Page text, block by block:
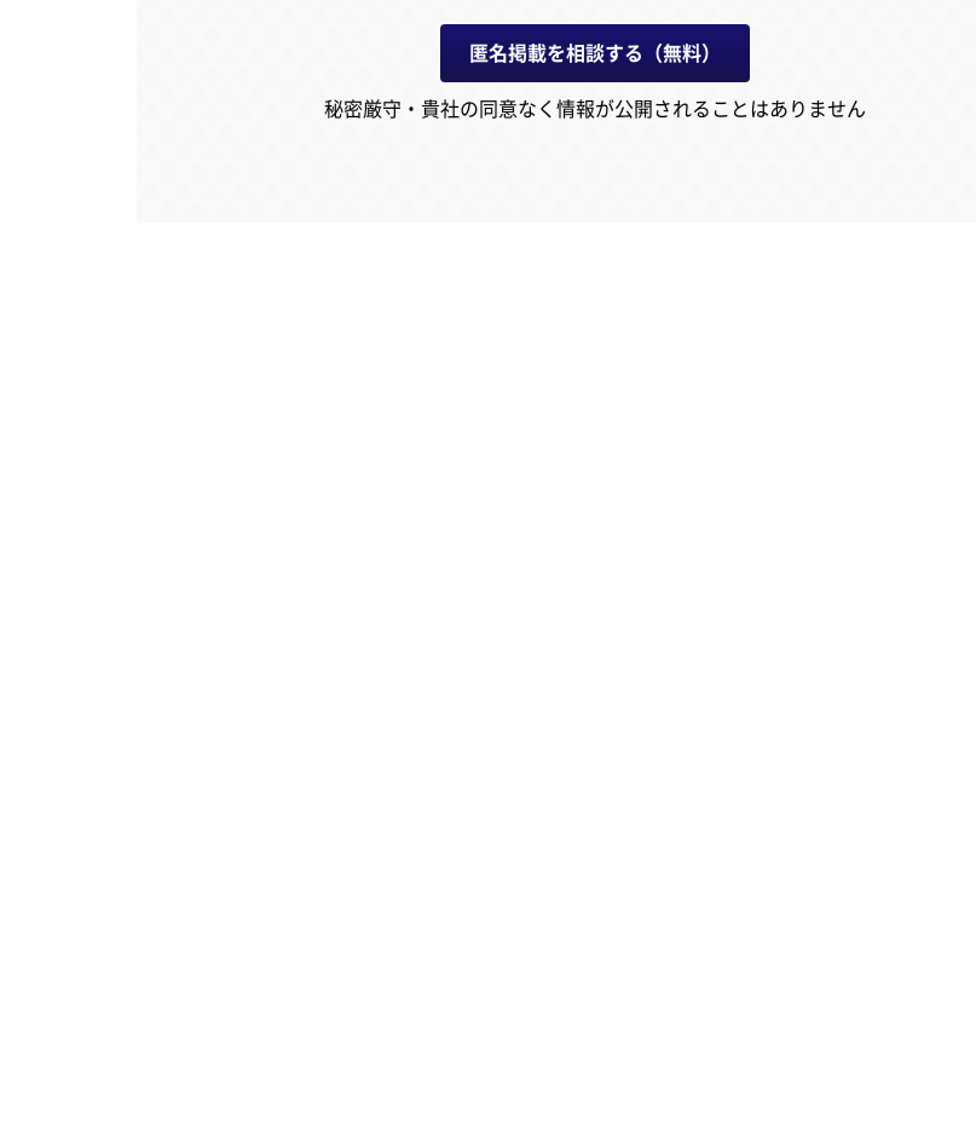
匿名掲載を相談する（無料）
秘密厳守・貴社の同意なく情報が公開されることはありません